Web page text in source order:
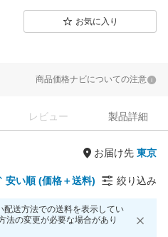
お気に入り
商品価格ナビについての注意
レビュー 製品詳細
お届け先
安い順 (価格＋送料) 絞り込み
配送方法での送料を表示してい
法の変更が必要な場合があり